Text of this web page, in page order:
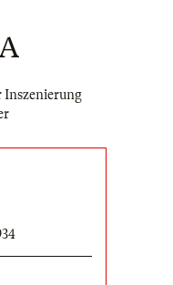
Inszenierung